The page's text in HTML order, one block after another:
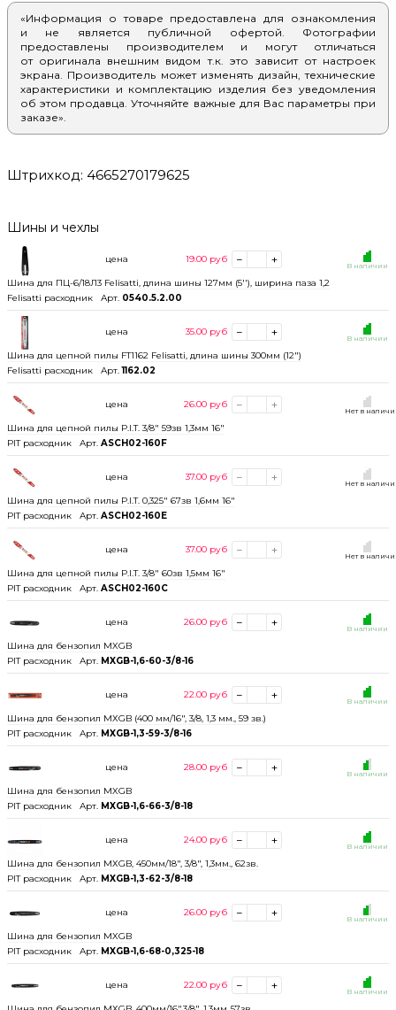
Штрихкод: 4665270179625
«Информация о товаре предоставлена для ознакомления
и не является публичной офертой. Фотографии
предоставлены производителем и могут отличаться
от оригинала внешним видом т.к. это зависит от настроек
экрана. Производитель может изменять дизайн, технические
характеристики и комплектацию изделия без уведомления
об этом продавца. Уточняйте важные для Вас параметры при
заказе».
Шины и чехлы
Шина для ПЦ-6/18Л3 Felisatti, длина шины 127мм (5''), ширина паза 1,2
Felisatti расходник
Арт. 0540.5.2.00
В наличии
цена 19.00 руб
Шина для цепной пилы FT1162 Felisatti, длина шины 300мм (12")
Felisatti расходник
Арт.1162.02
В наличии
цена 35.00 руб
Шина для цепной пилы P.I.T. 3/8" 59зв 1,3мм 16"
PIT расходник
Арт. ASCH02-160F
Нет в
цена 26.00 руб
Шина для цепной пилы P.I.T. 0,325" 67зв 1,6мм 16"
PIT расходник
Арт. ASCH02-160E
Нет в
цена 37.00 руб
Шина для цепной пилы P.I.T. 3/8" 60зв 1,5мм 16"
PIT расходник
Арт. ASCH02-160C
Нет в
цена 37.00 руб
Шина для бензопил MXGB
PIT расходник
Арт. MXGB-1,6-60-3/8-16
В наличии
цена 26.00 руб
Шина для бензопил МХGB (400 мм/16", 3/8, 1,3 мм., 59 зв.)
PIT расходник
Арт. MXGB-1,3-59-3/8-16
В наличии
цена 22.00 руб
Шина для бензопил MXGB
PIT расходник
Арт. MXGB-1,6-66-3/8-18
В наличии
цена 28.00 руб
Шина для бензопил МХGB, 450мм/18", 3/8", 1,3мм., 62зв.
PIT расходник
Арт. MXGB-1,3-62-3/8-18
В наличии
цена 24.00 руб
Шина для бензопил MXGB
PIT расходник
Арт. MXGB-1,6-68-0,325-18
В наличии
цена 26.00 руб
В наличии
цена 22.00 руб